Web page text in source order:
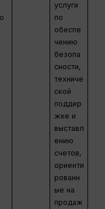
услуги
по
обеспе
чению
безопа
сности,
техниче
ской
поддер
жке и
выставл
ению
счетов,
ориенти
рованн
ые на
продаж